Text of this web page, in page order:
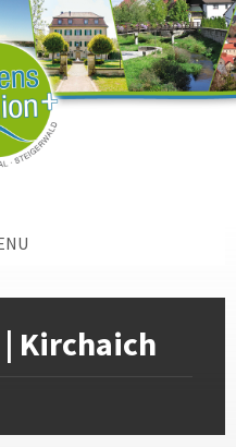
Kirchaich